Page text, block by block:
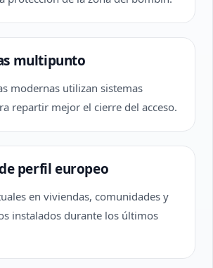
multipunto
modernas utilizan sistemas
repartir mejor el cierre del acceso.
perfil europeo
en viviendas, comunidades y
instalados durante los últimos